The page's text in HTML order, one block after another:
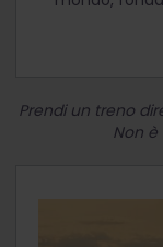
Prendi un treno
Non è